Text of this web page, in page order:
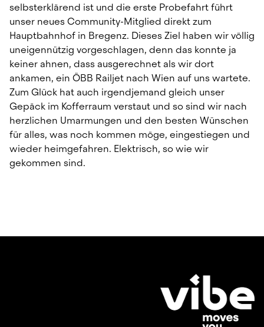
selbsterklärend ist und die erste Probefahrt führt
unser neues Community-Mitglied direkt zum
Hauptbahnhof in Bregenz. Dieses Ziel haben wir völlig
uneigennützig vorgeschlagen, denn das konnte ja
keiner ahnen, dass ausgerechnet als wir dort
ankamen, ein ÖBB Railjet nach Wien auf uns wartete.
Zum Glück hat auch irgendjemand gleich unser
Gepäck im Kofferraum verstaut und so sind wir nach
herzlichen Umarmungen und den besten Wünschen
für alles, was noch kommen möge, eingestiegen und
wieder heimgefahren. Elektrisch, so wie wir
gekommen sind.